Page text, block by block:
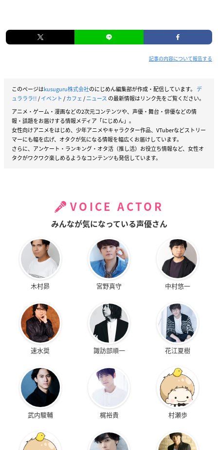
記事の内容について報告する
このページはkusuguru株式会社のにじめん編集部が作成・配信しています。 デ
ュラララ!!/イベント /カフェ/ニュース の最新情報はリンク先をご覧ください。
アニメ・ゲーム・漫画などの2次元コンテンツや、声優・舞台・俳優などの情
報・話題をお届けする情報メディア「にじめん」。
女性向けアニメをはじめ、少年アニメやキャラクター作品、VTuberなどストリー
マーにも幅を広げ、オタクが気になる情報を幅広くお届けしています。
さらに、アンケート・ランキング・オタ活（推し活）お役立ち情報など、女性オ
タクがワクワク楽しめるようなコンテンツも発信しています。
VOICE ACTOR
みんなが気になっている声優さん
木村昴 宮野真守 中村悠一
速水奨 諏訪部順一 花江夏樹
武内駿輔 梶裕貴 村瀬歩